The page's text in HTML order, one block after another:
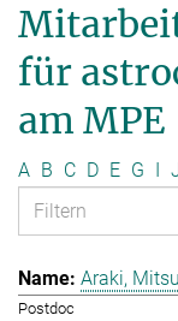
für
am MPE
A B C D E G I
Araki,
Postdoc